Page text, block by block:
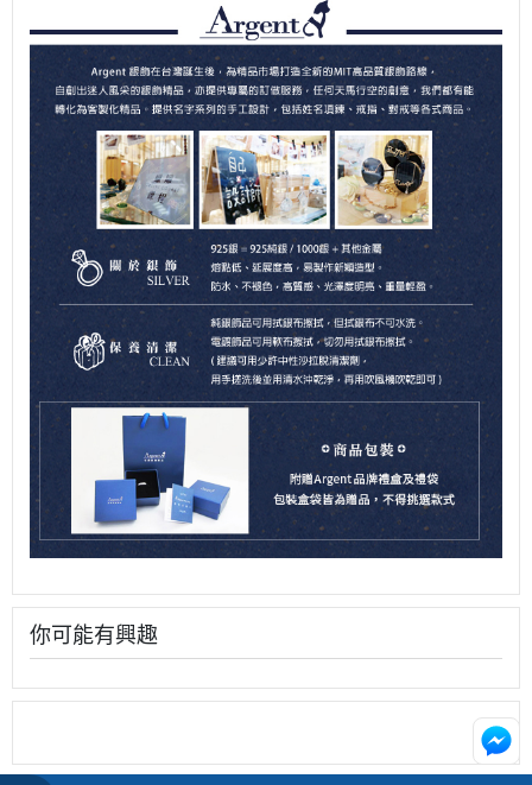
你可能有興趣